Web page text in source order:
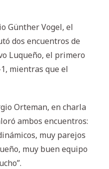
Günther Vogel, el
dos encuentros de
Luqueño, el primero
mientras que el
Orteman, en charla
ambos encuentros:
muy parejos
muy buen equipo